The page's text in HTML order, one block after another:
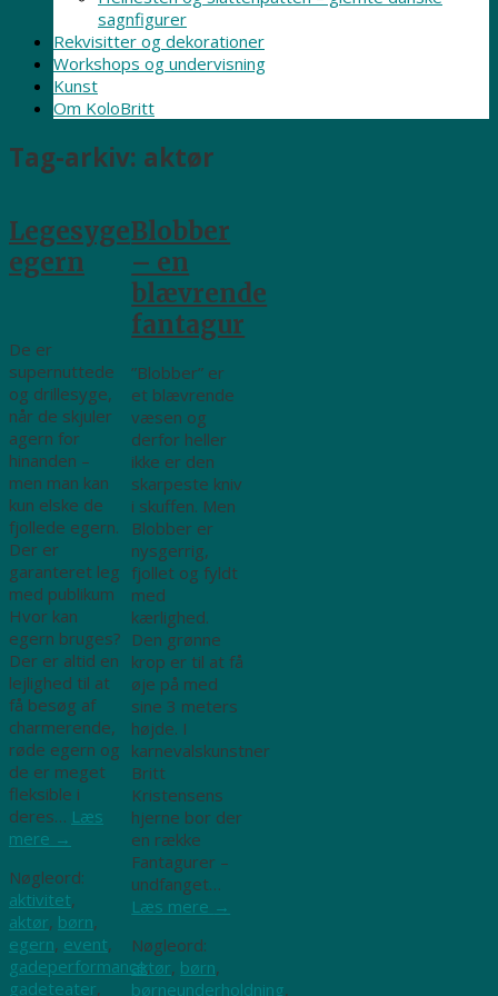
sagnfigurer
Rekvisitter og dekorationer
Workshops og undervisning
Kunst
Om KoloBritt
Tag-arkiv: aktør
Legesyge
egern
De er
supernuttede
og drillesyge,
når de skjuler
agern for
hinanden –
men man kan
kun elske de
fjollede egern.
Der er
garanteret leg
med publikum
Hvor kan
egern bruges?
Der er altid en
lejlighed til at
få besøg af
charmerende,
røde egern og
de er meget
fleksible i
deres… Læs
mere →
Nøgleord:
aktivitet,
aktør, børn,
egern, event,
gadeperformance,
gadeteater,
Blobber
– en
blævrende
fantagur
”Blobber” er
et blævrende
væsen og
derfor heller
ikke er den
skarpeste kniv
i skuffen. Men
Blobber er
nysgerrig,
fjollet og fyldt
med
kærlighed.
Den grønne
krop er til at få
øje på med
sine 3 meters
højde. I
karnevalskunstner
Britt
Kristensens
hjerne bor der
en række
Fantagurer –
undfanget…
Læs mere →
Nøgleord:
aktør, børn,
børneunderholdning,